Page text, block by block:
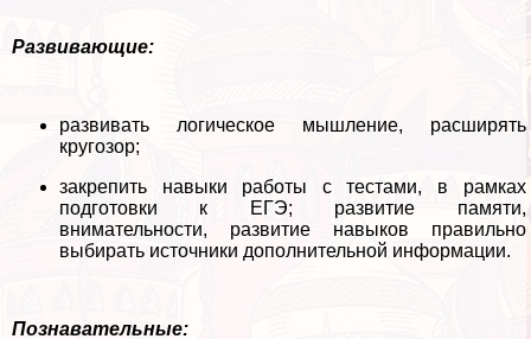
Развивающие:
развивать логическое мышление, расширять
кругозор;
закрепить навыки работы с тестами, в рамках
подготовки к ЕГЭ; развитие памяти,
внимательности, развитие навыков правильно
выбирать источники дополнительной информации.
Познавательные: